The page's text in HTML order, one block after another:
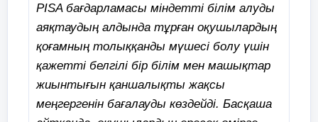
PISA бағдарламасы міндетті білім алуды
аяқтаудың алдында тұрған оқушылардың
қоғамның толыққанды мүшесі болу үшін
қажетті белгілі бір білім мен машықтар
жиынтығын қаншалықты жақсы
меңгергенін бағалауды көздейді. Басқаша